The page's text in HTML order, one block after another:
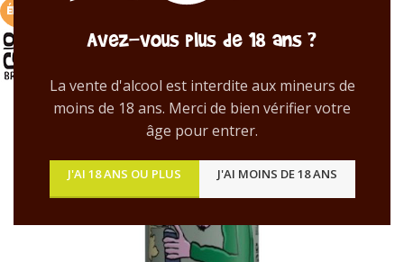
Avez-vous plus de 18 ans ?
La vente d'alcool est interdite aux mineurs de
moins de 18 ans. Merci de bien vérifier votre
âge pour entrer.
J'AI 18 ANS OU PLUS J'AI MOINS DE 18 ANS
ÉPUISÉ !